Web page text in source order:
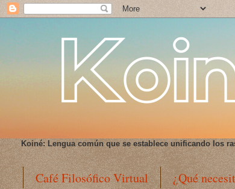
Koiné: Lengua común que se establece unificando los
Café Filosófico Virtual ¿Qué